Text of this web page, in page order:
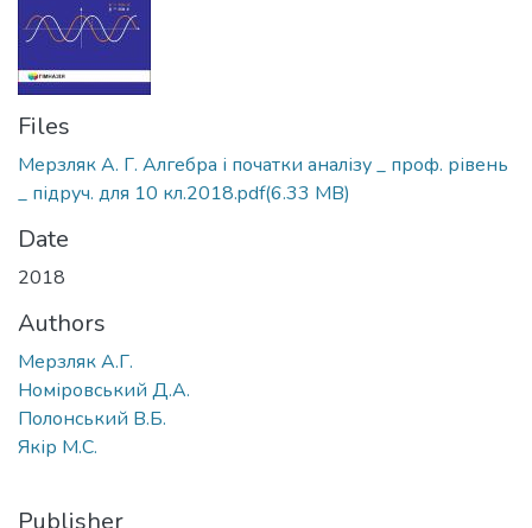
Files
Мерзляк А. Г. Алгебра і початки аналізу _ проф. рівень
_ підруч. для 10 кл.2018.pdf(6.33 MB)
Date
2018
Authors
Мерзляк А.Г.
Номіровський Д.А.
Полонський В.Б.
Якір М.С.
Publisher